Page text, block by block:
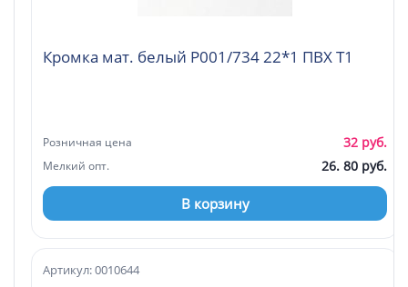
Кромка мат. белый P001/734 22*1 ПВХ Т1
Розничная цена 32 руб.
Мелкий опт. 26. 80 руб.
В корзину
Артикул: 0010644